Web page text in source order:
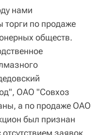
нами
торги по продаже
обществ.
ОАО "Совхоз
а по продаже ОАО
был признан